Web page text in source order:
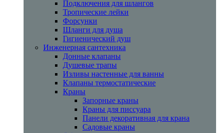
Подключения для шлангов
Тропические лейки
Форсунки
Шланги для душа
Гигиенический душ
Инженерная сантехника
Донные клапаны
Душевые трапы
Изливы настенные для ванны
Клапаны термостатические
Краны
Запорные краны
Краны для писсуара
Панели декоративная для крана
Садовые краны